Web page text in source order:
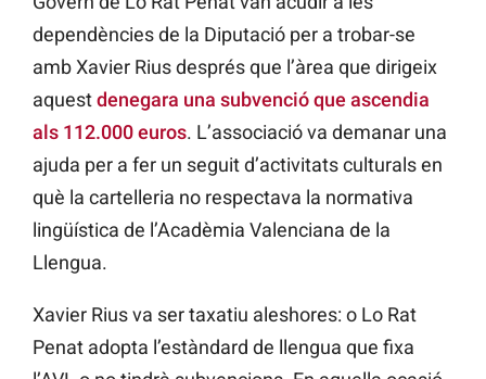
dependències de la Diputació per a trobar-se
amb Xavier Rius després que l’àrea que dirigeix
aquestdenegara una subvenció que ascendia
als 112.000 euros. L’associació va demanar una
ajuda per a fer un seguit d’activitats culturals en
què la cartelleria no respectava la normativa
lingüística de l’Acadèmia Valenciana de la
Llengua.
Xavier Rius va ser taxatiu aleshores: o Lo Rat
Penat adopta l’estàndard de llengua que fixa